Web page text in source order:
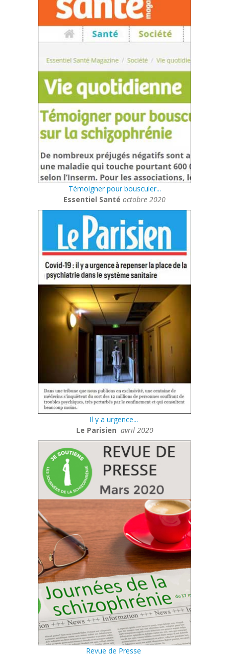
Témoigner pour bousculer...
Essentiel Santé octobre 2020
Il y a urgence...
Le Parisien avril 2020
Revue de Presse